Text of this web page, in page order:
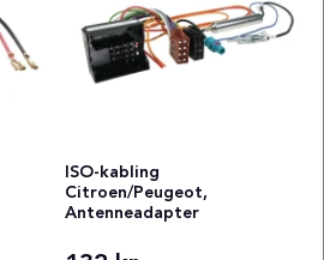
ISO-kabling
Citroen/Peugeot,
Antenneadapter